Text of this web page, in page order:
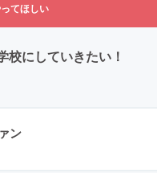
てほしい
にしていきたい！
ン